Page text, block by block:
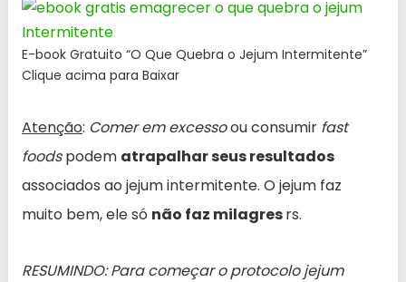
E-book Gratuito “O Que Quebra o Jejum Intermitente”
Clique acima para Baixar
Atenção: Comer em excessoou consumir fast
foodspodem atrapalhar seus resultados
associados ao jejum intermitente. O jejum faz
muito bem, ele só não faz milagresrs.
RESUMINDO: Para começar o protocolo jejum